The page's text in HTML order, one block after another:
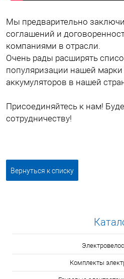
Мы предварительно
соглашений и
компаниями в отрасли.
Очень рады расширять
популяризации нашей
аккумуляторов в нашей
Присоединяйтесь к нам!
сотрудничеству!
Вернуться к списку
Комплекты